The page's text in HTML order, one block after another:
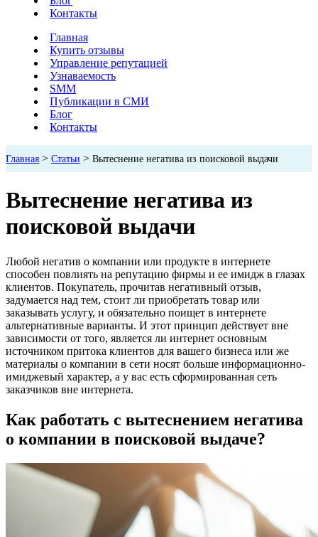
Контакты
Главная
Купить отзывы
Управление репутацией
Узнаваемость
SMM
Публикации в СМИ
Блог
Контакты
Главная > Статьи > Вытеснение негатива из поисковой выдачи
Вытеснение негатива из
поисковой выдачи
Любой негатив о компании или продукте в интернете
способен повлиять на репутацию фирмы и ее имидж в глазах
клиентов. Покупатель, прочитав негативный отзыв,
задумается над тем, стоит ли приобретать товар или
заказывать услугу, и обязательно поищет в интернете
альтернативные варианты. И этот принцип действует вне
зависимости от того, является ли интернет основным
источником притока клиентов для вашего бизнеса или же
материалы о компании в сети носят больше информационно-
имиджевый характер, а у вас есть сформированная сеть
заказчиков вне интернета.
Как работать с вытеснением негатива
о компании в поисковой выдаче?